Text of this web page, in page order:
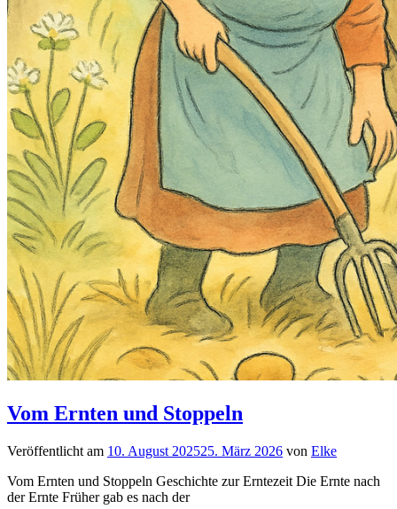
Vom Ernten und Stoppeln
Veröffentlicht am 10. August 202525. März 2026 von Elke
Vom Ernten und Stoppeln Geschichte zur Erntezeit Die Ernte nach
der Ernte Früher gab es nach der